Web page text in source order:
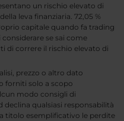
un rischio elevato di
leva finanziaria. 72,05 %
capitale quando fa trading
se sai come
di correre il rischio elevato di
prezzo o altro dato
forniti solo a scopo
modo consigli di
qualsiasi responsabilità
titolo esemplificativo le perdite